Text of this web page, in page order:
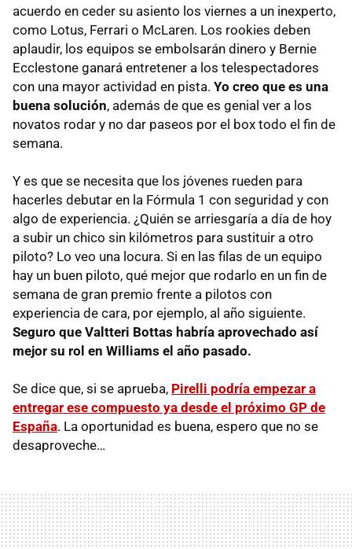
acuerdo en ceder su asiento los viernes a un inexperto,
como Lotus, Ferrari o McLaren. Los rookies deben
aplaudir, los equipos se embolsarán dinero y Bernie
Ecclestone ganará entretener a los telespectadores
con una mayor actividad en pista. Yo creo que es una
buena solución, además de que es genial ver a los
novatos rodar y no dar paseos por el box todo el fin de
semana.
Y es que se necesita que los jóvenes rueden para
hacerles debutar en la Fórmula 1 con seguridad y con
algo de experiencia. ¿Quién se arriesgaría a día de hoy
a subir un chico sin kilómetros para sustituir a otro
piloto? Lo veo una locura. Si en las filas de un equipo
hay un buen piloto, qué mejor que rodarlo en un fin de
semana de gran premio frente a pilotos con
experiencia de cara, por ejemplo, al año siguiente.
Seguro que Valtteri Bottas habría aprovechado así
mejor su rol en Williams el año pasado.
Se dice que, si se aprueba, Pirelli podría empezar a
entregar ese compuesto ya desde el próximo GP de
España. La oportunidad es buena, espero que no se
desaproveche…